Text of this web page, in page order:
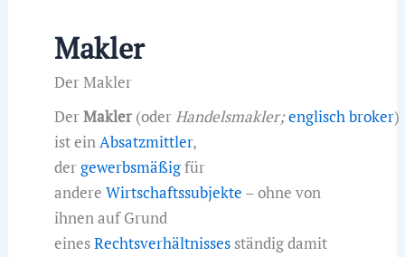
Makler
Der Makler
DerMakler (oderHandelsmakler;englischbroker)
ist einAbsatzmittler,
dergewerbsmäßigfür
andereWirtschaftssubjekte – ohne von
ihnen auf Grund
einesRechtsverhältnisses ständig damit